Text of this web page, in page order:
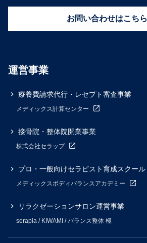
お問い合わせはこちら
運営事業
療養費請求代行・レセプト審査事業
メディックス計算センター
接骨院・整体院開業事業
株式会社セラップ
プロ・一般向けセラピスト育成スクール
メディックスボディバランスアカデミー
リラクゼーションサロン運営事業
serapia / KIWAMI / バランス整体 極